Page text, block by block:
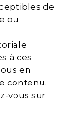
de
ou
à ces
en
contenu.
vous sur